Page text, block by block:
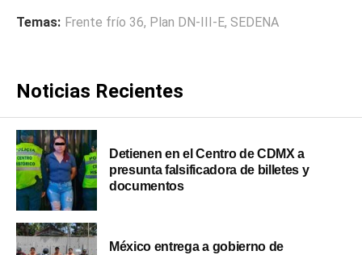
Temas: Frente frío 36, Plan DN-III-E, SEDENA
Noticias Recientes
Detienen en el Centro de CDMX a
presunta falsificadora de billetes y
documentos
México entrega a gobierno de